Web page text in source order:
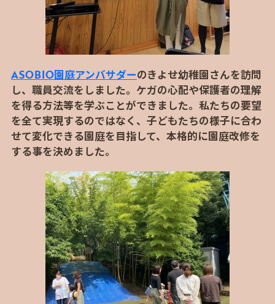
ASOBIO園庭アンバサダーのきよせ幼稚園さんを訪問
し、職員交流をしました。ケガの心配や保護者の理解
を得る方法等を学ぶことができました。私たちの要望
を全て実現するのではなく、子どもたちの様子に合わ
せて変化できる園庭を目指して、本格的に園庭改修を
する事を決めました。